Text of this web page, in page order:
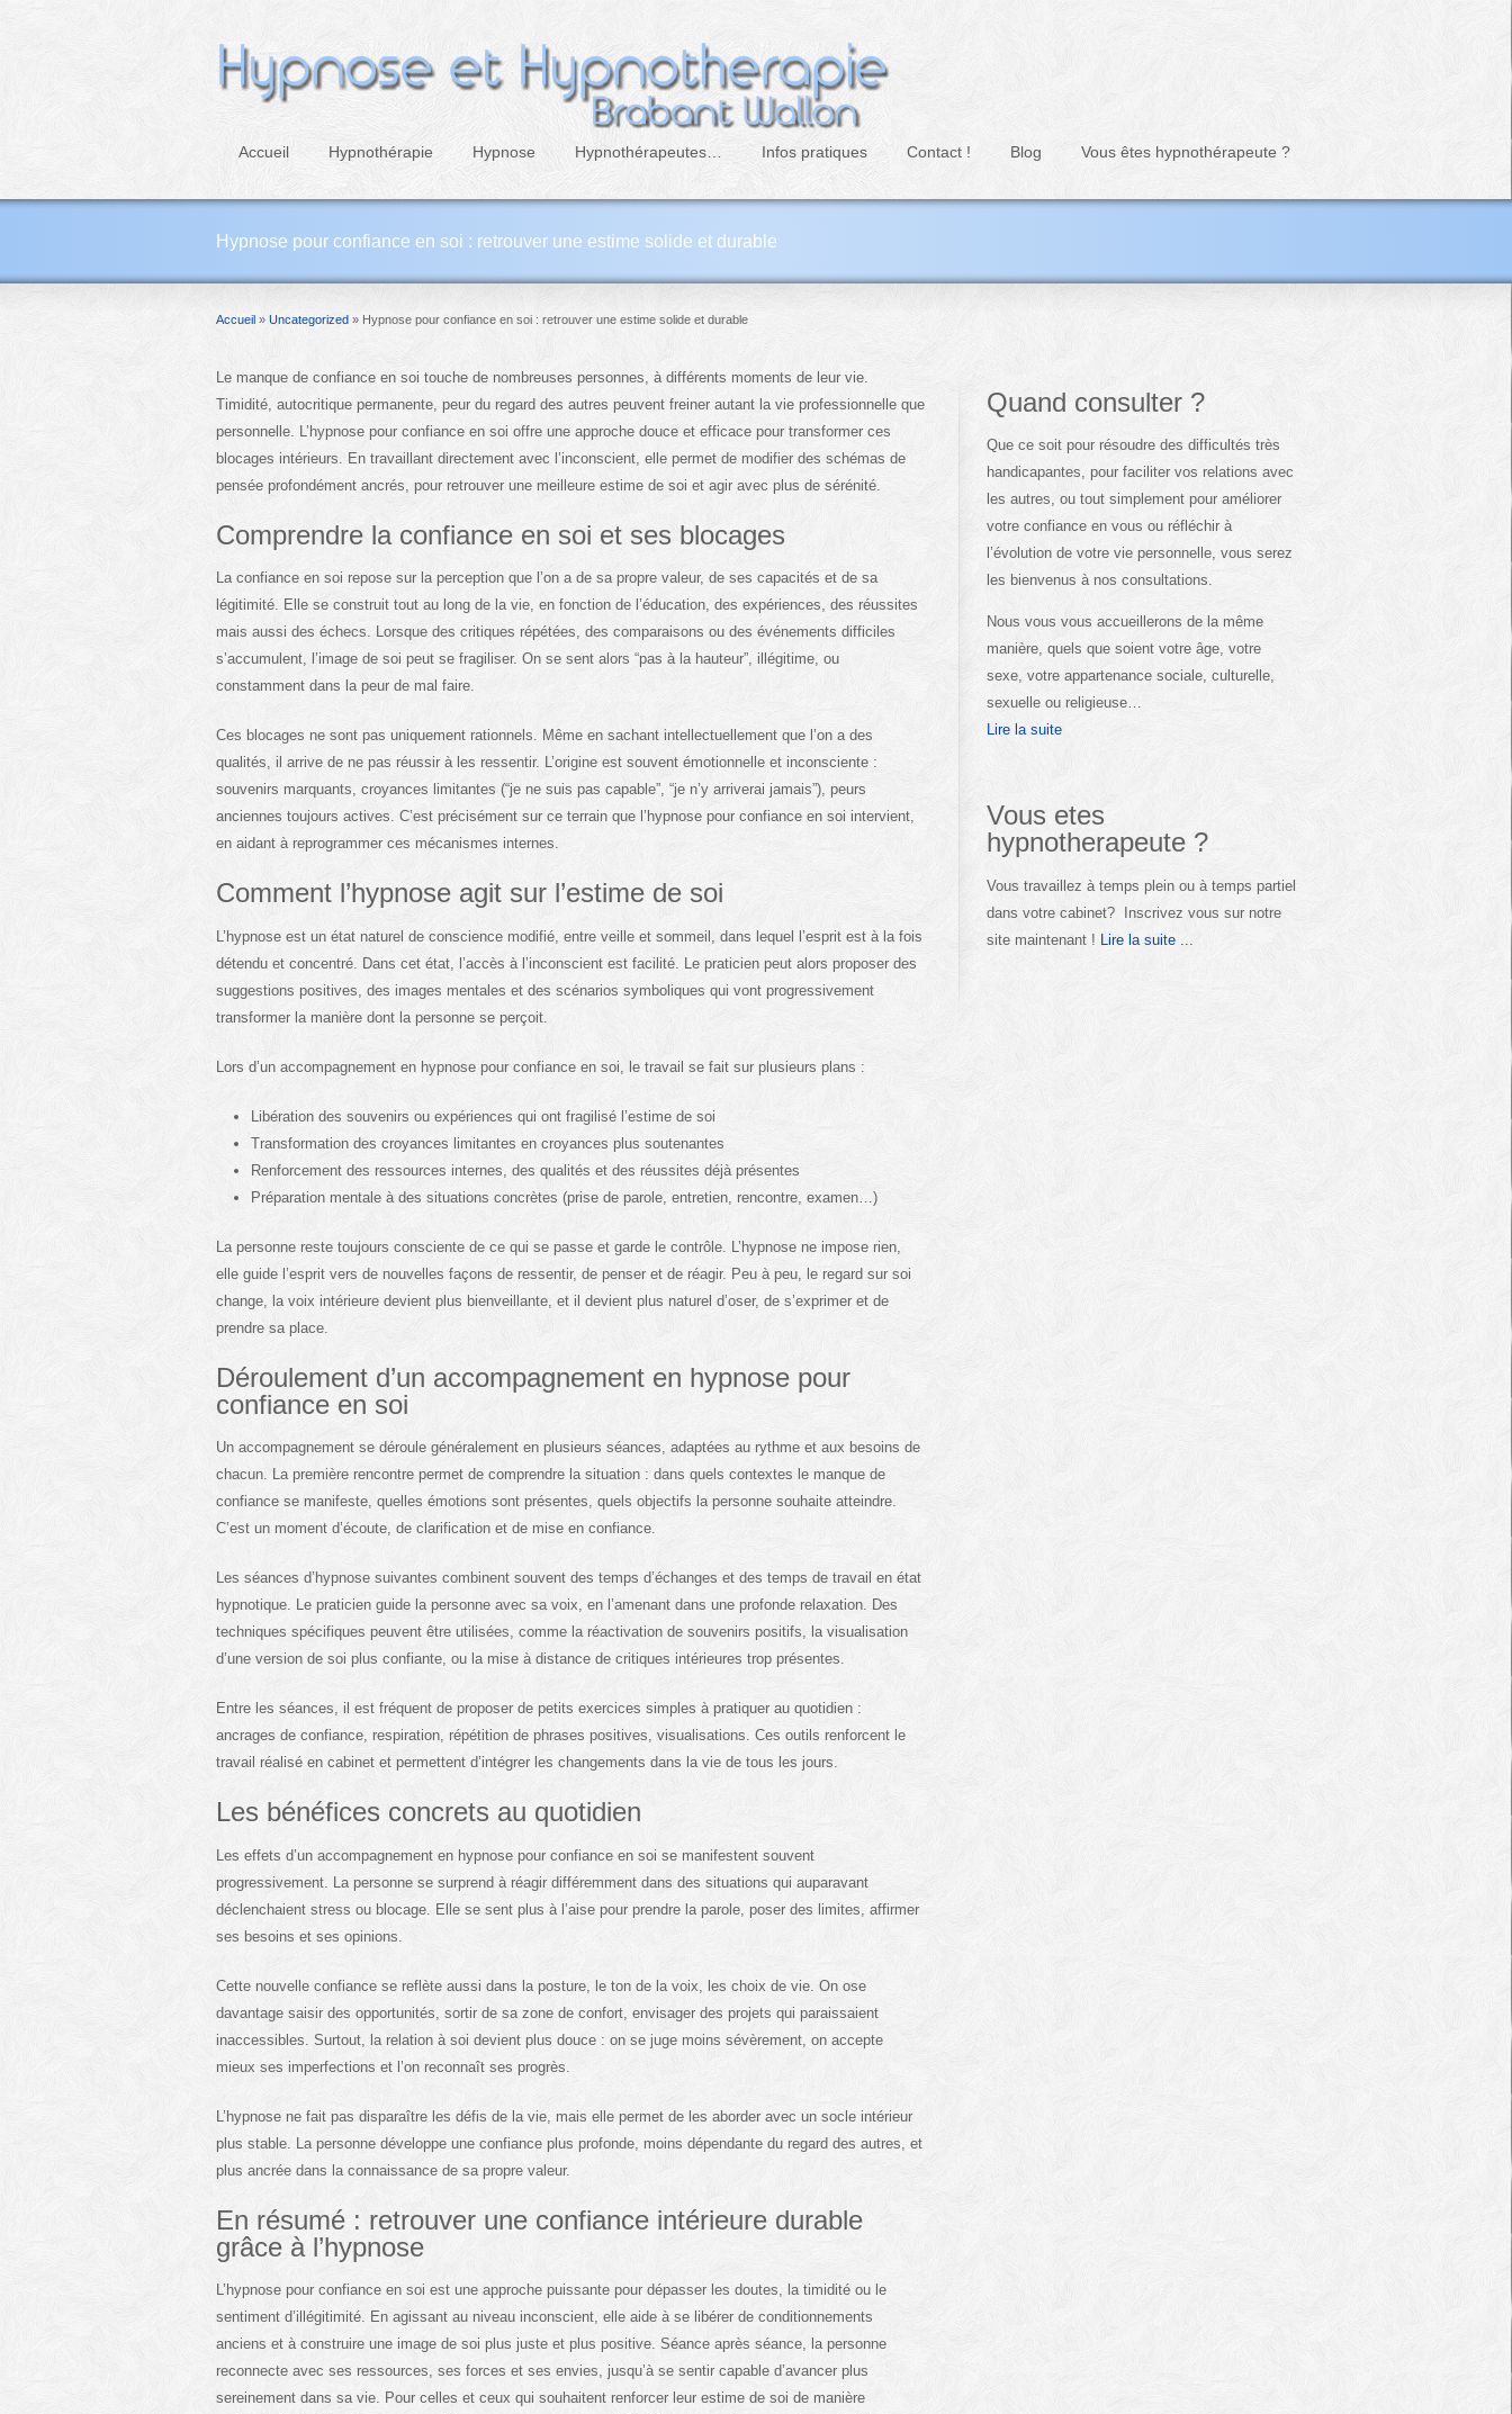
Accueil Hypnothérapie Hypnose Hypnothérapeutes… Infos pratiques Contact ! Blog Vous êtes hypnothérapeute ?
Hypnose pour confiance en soi : retrouver une estime solide et durable
Accueil » Uncategorized » Hypnose pour confiance en soi : retrouver une estime solide et durable
Le manque de confiance en soi touche de nombreuses personnes, à différents moments de leur vie.
Timidité, autocritique permanente, peur du regard des autres peuvent freiner autant la vie professionnelle que
personnelle. L’hypnose pour confiance en soi offre une approche douce et efficace pour transformer ces
blocages intérieurs. En travaillant directement avec l’inconscient, elle permet de modifier des schémas de
pensée profondément ancrés, pour retrouver une meilleure estime de soi et agir avec plus de sérénité.
Comprendre la confiance en soi et ses blocages
La confiance en soi repose sur la perception que l’on a de sa propre valeur, de ses capacités et de sa
légitimité. Elle se construit tout au long de la vie, en fonction de l’éducation, des expériences, des réussites
mais aussi des échecs. Lorsque des critiques répétées, des comparaisons ou des événements difficiles
s’accumulent, l’image de soi peut se fragiliser. On se sent alors “pas à la hauteur”, illégitime, ou
constamment dans la peur de mal faire.
Ces blocages ne sont pas uniquement rationnels. Même en sachant intellectuellement que l’on a des
qualités, il arrive de ne pas réussir à les ressentir. L’origine est souvent émotionnelle et inconsciente :
souvenirs marquants, croyances limitantes (“je ne suis pas capable”, “je n’y arriverai jamais”), peurs
anciennes toujours actives. C’est précisément sur ce terrain que l’hypnose pour confiance en soi intervient,
en aidant à reprogrammer ces mécanismes internes.
Comment l’hypnose agit sur l’estime de soi
L’hypnose est un état naturel de conscience modifié, entre veille et sommeil, dans lequel l’esprit est à la fois
détendu et concentré. Dans cet état, l’accès à l’inconscient est facilité. Le praticien peut alors proposer des
suggestions positives, des images mentales et des scénarios symboliques qui vont progressivement
transformer la manière dont la personne se perçoit.
Lors d’un accompagnement en hypnose pour confiance en soi, le travail se fait sur plusieurs plans :
Libération des souvenirs ou expériences qui ont fragilisé l’estime de soi
Transformation des croyances limitantes en croyances plus soutenantes
Renforcement des ressources internes, des qualités et des réussites déjà présentes
Préparation mentale à des situations concrètes (prise de parole, entretien, rencontre, examen…)
La personne reste toujours consciente de ce qui se passe et garde le contrôle. L’hypnose ne impose rien,
elle guide l’esprit vers de nouvelles façons de ressentir, de penser et de réagir. Peu à peu, le regard sur soi
change, la voix intérieure devient plus bienveillante, et il devient plus naturel d’oser, de s’exprimer et de
prendre sa place.
Déroulement d’un accompagnement en hypnose pour
confiance en soi
Un accompagnement se déroule généralement en plusieurs séances, adaptées au rythme et aux besoins de
chacun. La première rencontre permet de comprendre la situation : dans quels contextes le manque de
confiance se manifeste, quelles émotions sont présentes, quels objectifs la personne souhaite atteindre.
C’est un moment d’écoute, de clarification et de mise en confiance.
Les séances d’hypnose suivantes combinent souvent des temps d’échanges et des temps de travail en état
hypnotique. Le praticien guide la personne avec sa voix, en l’amenant dans une profonde relaxation. Des
techniques spécifiques peuvent être utilisées, comme la réactivation de souvenirs positifs, la visualisation
d’une version de soi plus confiante, ou la mise à distance de critiques intérieures trop présentes.
Entre les séances, il est fréquent de proposer de petits exercices simples à pratiquer au quotidien :
ancrages de confiance, respiration, répétition de phrases positives, visualisations. Ces outils renforcent le
travail réalisé en cabinet et permettent d’intégrer les changements dans la vie de tous les jours.
Les bénéfices concrets au quotidien
Les effets d’un accompagnement en hypnose pour confiance en soi se manifestent souvent
progressivement. La personne se surprend à réagir différemment dans des situations qui auparavant
déclenchaient stress ou blocage. Elle se sent plus à l’aise pour prendre la parole, poser des limites, affirmer
ses besoins et ses opinions.
Cette nouvelle confiance se reflète aussi dans la posture, le ton de la voix, les choix de vie. On ose
davantage saisir des opportunités, sortir de sa zone de confort, envisager des projets qui paraissaient
inaccessibles. Surtout, la relation à soi devient plus douce : on se juge moins sévèrement, on accepte
mieux ses imperfections et l’on reconnaît ses progrès.
L’hypnose ne fait pas disparaître les défis de la vie, mais elle permet de les aborder avec un socle intérieur
plus stable. La personne développe une confiance plus profonde, moins dépendante du regard des autres, et
plus ancrée dans la connaissance de sa propre valeur.
En résumé : retrouver une confiance intérieure durable
grâce à l’hypnose
L’hypnose pour confiance en soi est une approche puissante pour dépasser les doutes, la timidité ou le
sentiment d’illégitimité. En agissant au niveau inconscient, elle aide à se libérer de conditionnements
anciens et à construire une image de soi plus juste et plus positive. Séance après séance, la personne
reconnecte avec ses ressources, ses forces et ses envies, jusqu’à se sentir capable d’avancer plus
sereinement dans sa vie. Pour celles et ceux qui souhaitent renforcer leur estime de soi de manière
Quand consulter ?
Que ce soit pour résoudre des difficultés très
handicapantes, pour faciliter vos relations avec
les autres, ou tout simplement pour améliorer
votre confiance en vous ou réfléchir à
l’évolution de votre vie personnelle, vous serez
les bienvenus à nos consultations.
Nous vous vous accueillerons de la même
manière, quels que soient votre âge, votre
sexe, votre appartenance sociale, culturelle,
sexuelle ou religieuse…
Lire la suite
Vous etes
hypnotherapeute ?
Vous travaillez à temps plein ou à temps partiel
dans votre cabinet? Inscrivez vous sur notre
site maintenant ! Lire la suite ...